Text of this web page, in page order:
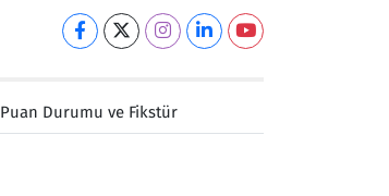
Puan Durumu ve Fikstür